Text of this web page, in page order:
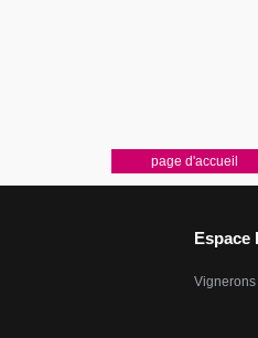
Espace
Vignerons